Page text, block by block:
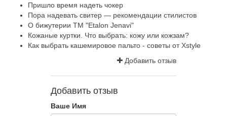
Пришло время надеть чокер
Пора надевать свитер — рекомендации стилистов
О бижутерии ТМ "Etalon Jenavi"
Кожаные куртки. Что выбрать: кожу или кожзам?
Как выбрать кашемировое пальто - советы от Xstyle
Добавить отзыв
Добавить отзыв
Ваше Имя